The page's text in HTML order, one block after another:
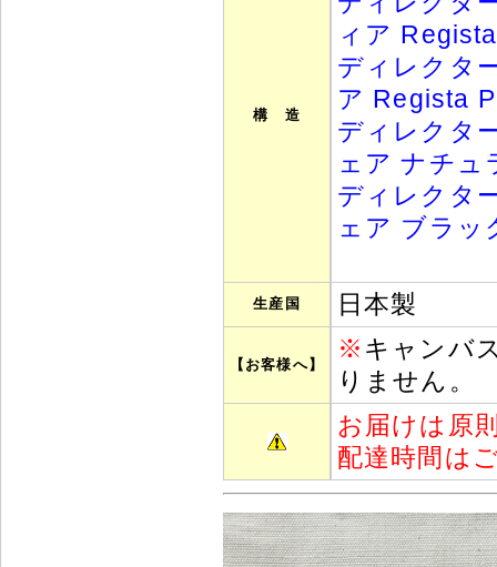
構 造
ィア
ディレクタ
ア Regista
ディレクタ
ェア ナチュ
ディレクタ
ェア ブラ
生産国 日本製
【お客様へ】
※ キャンバ
りません。
お届けは原
配達時間は